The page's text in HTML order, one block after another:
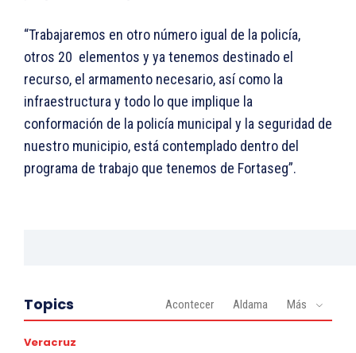
“Trabajaremos en otro número igual de la policía,
otros 20 elementos y ya tenemos destinado el
recurso, el armamento necesario, así como la
infraestructura y todo lo que implique la
conformación de la policía municipal y la seguridad de
nuestro municipio, está contemplado dentro del
programa de trabajo que tenemos de Fortaseg”.
Topics Acontecer Aldama Más
Veracruz